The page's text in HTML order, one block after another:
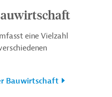
eine Vielzahl
Bauwirtschaft